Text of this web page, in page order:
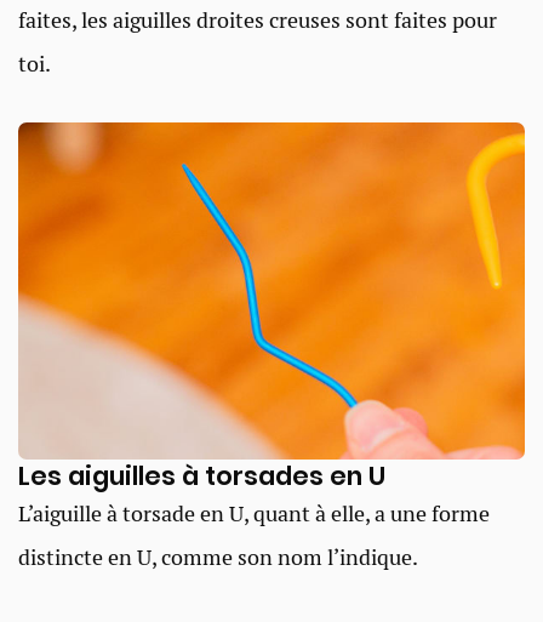
faites, les aiguilles droites creuses sont faites pour
toi.
Les aiguilles à torsades en U
L’aiguille à torsade en U, quant à elle, a une forme
distincte en U, comme son nom l’indique.